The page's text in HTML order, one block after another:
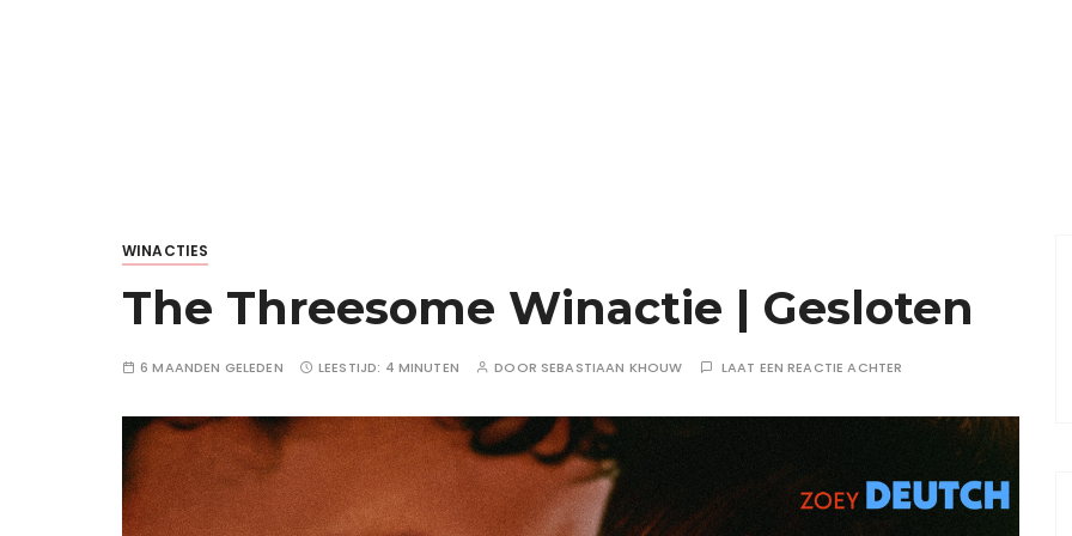
WINACTIES
The Threesome Winactie | Gesloten
6 MAANDEN GELEDEN LEESTIJD: 4 MINUTEN DOOR SEBASTIAAN KHOUW LAAT EEN REACTIE ACHTER